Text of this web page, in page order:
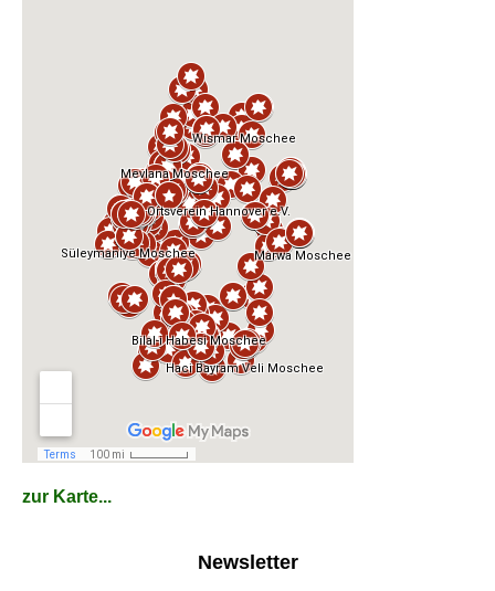
zur Karte...
Newsletter